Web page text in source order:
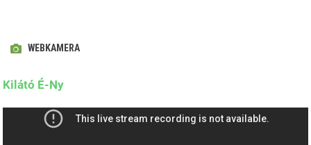
WEBKAMERA
Kilátó É-Ny